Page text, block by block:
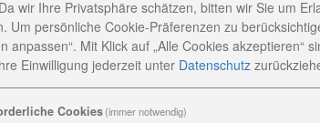
wir Ihre Privatsphäre schätzen, bitten wir Sie um
Um persönliche Cookie-Präferenzen zu
anpassen“. Mit Klick auf „Alle Cookies akzeptieren“
Einwilligung jederzeit unter Datenschutz
Cookies(immer notwendig)